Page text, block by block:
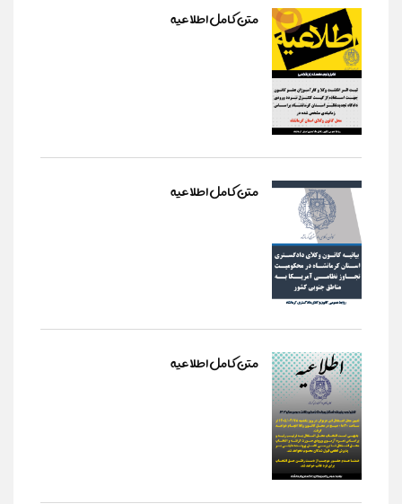
متن کامل اطلاعیه
متن کامل اطلاعیه
متن کامل اطلاعیه